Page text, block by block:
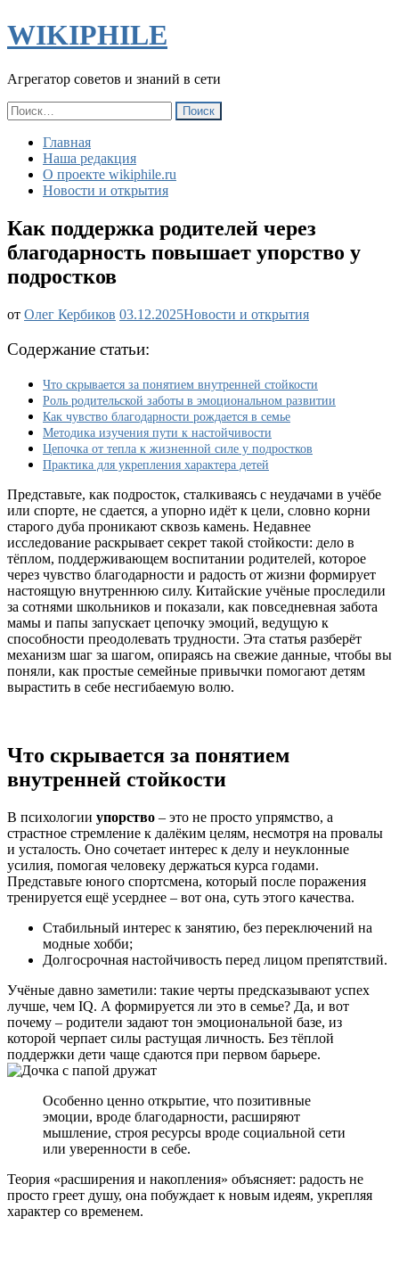
WIKIPHILE
Агрегатор советов и знаний в сети
Найти:
Главная
Наша редакция
О проекте wikiphile.ru
Новости и открытия
Как поддержка родителей через
благодарность повышает упорство у
подростков
от Олег Кербиков 03.12.2025Как
благодарность
повышает
упорство
у
подростков
Новости и открытия
Содержание статьи:
Что скрывается за понятием внутренней стойкости
Роль родительской заботы в эмоциональном развитии
Как чувство благодарности рождается в семье
Методика изучения пути к настойчивости
Цепочка от тепла к жизненной силе у подростков
Практика для укрепления характера детей
Представьте, как подросток, сталкиваясь с неудачами в учёбе
или спорте, не сдается, а упорно идёт к цели, словно корни
старого дуба проникают сквозь камень. Недавнее
исследование раскрывает секрет такой стойкости: дело в
тёплом, поддерживающем воспитании родителей, которое
через чувство благодарности и радость от жизни формирует
настоящую внутреннюю силу. Китайские учёные проследили
за сотнями школьников и показали, как повседневная забота
мамы и папы запускает цепочку эмоций, ведущую к
способности преодолевать трудности. Эта статья разберёт
механизм шаг за шагом, опираясь на свежие данные, чтобы вы
поняли, как простые семейные привычки помогают детям
вырастить в себе несгибаемую волю.
Что скрывается за понятием
внутренней стойкости
В психологии упорство – это не просто упрямство, а
страстное стремление к далёким целям, несмотря на провалы
и усталость. Оно сочетает интерес к делу и неуклонные
усилия, помогая человеку держаться курса годами.
Представьте юного спортсмена, который после поражения
тренируется ещё усерднее – вот она, суть этого качества.
Стабильный интерес к занятию, без переключений на
модные хобби;
Долгосрочная настойчивость перед лицом препятствий.
Учёные давно заметили: такие черты предсказывают успех
лучше, чем IQ. А формируется ли это в семье? Да, и вот
почему – родители задают тон эмоциональной базе, из
которой черпает силы растущая личность. Без тёплой
поддержки дети чаще сдаются при первом барьере.
Особенно ценно открытие, что позитивные
эмоции, вроде благодарности, расширяют
мышление, строя ресурсы вроде социальной сети
или уверенности в себе.
Теория «расширения и накопления» объясняет: радость не
просто греет душу, она побуждает к новым идеям, укрепляя
характер со временем.